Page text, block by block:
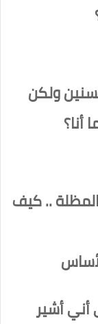
ولكن
.. كيف
أشير